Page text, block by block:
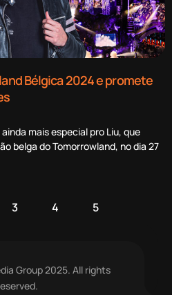
Bélgica 2024 e promete
mais especial pro Liu, que
belga do Tomorrowland, no dia 27
3 4 5
Group 2025. All rights